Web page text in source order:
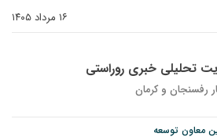
۱۶ مرداد ۱۴۰۵
تحلیلی خبری روراستی
رفسنجان و كرمان
معاون توسعه